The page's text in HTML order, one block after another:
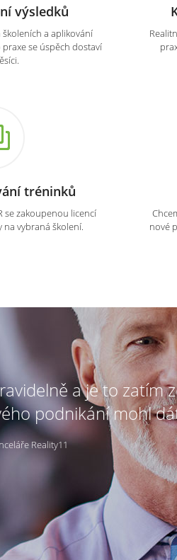
výsledků
a aplikování
se úspěch dostaví
tréninků
se zakoupenou licencí
vybraná školení.
nové
a je to zatím
podnikání mohl
Reality11